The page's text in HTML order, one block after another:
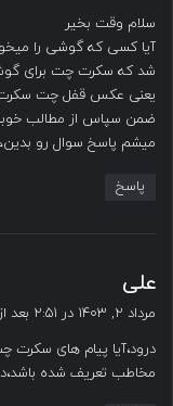
:سلام وقت بخیر
آیا کسی که گوشی را
شد که سکرت چت برای
یعنی عکس قفل چت سکرت
ضمن سپاس از مطالب
میشم پاسخ سوال رو
پاسخ
علی
ف
:
مرداد ۲, ۱۴۰۳ در ۲:۵۱ بعد از ظهر
درود،آیا پیام های
مخاطب تعریف شده